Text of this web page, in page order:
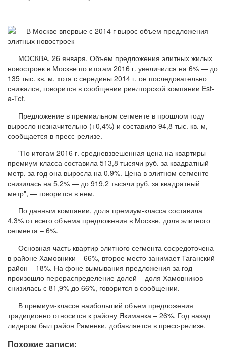
МОСКВА, 26 января. Объем предложения элитных жилых
новостроек в Москве по итогам 2016 г. увеличился на 6% — до
135 тыс. кв. м, хотя с середины 2014 г. он последовательно
снижался, говорится в сообщении риелторской компании Est-
a-Tet.
Предложение в премиальном сегменте в прошлом году
выросло незначительно (+0,4%) и составило 94,8 тыс. кв. м,
сообщается в пресс-релизе.
"По итогам 2016 г. средневзвешенная цена на квартиры
премиум-класса составила 513,8 тысячи руб. за квадратный
метр, за год она выросла на 0,9%. Цена в элитном сегменте
снизилась на 5,2% — до 919,2 тысячи руб. за квадратный
метр", — говорится в нем.
По данным компании, доля премиум-класса составила
4,3% от всего объема предложения в Москве, доля элитного
сегмента – 6%.
Основная часть квартир элитного сегмента сосредоточена
в районе Хамовники – 66%, второе место занимает Таганский
район – 18%. На фоне вымывания предложения за год
произошло перераспределение долей – доля Хамовников
снизилась с 81,9% до 66%, говорится в сообщении.
В премиум-классе наибольший объем предложения
традиционно относится к району Якиманка – 26%. Год назад
лидером был район Раменки, добавляется в пресс-релизе.
Похожие записи: